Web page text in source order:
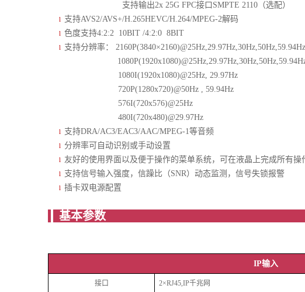
支持输出2x 25G FPC接口SMPTE 2110（选配）
l 支持AVS2/AVS+/H.265HEVC/H.264/MPEG-2解码
l 色度支持4:2:2 10BIT /4:2:0 8BIT
l
支持分辨率：
1080I(1920x1080)@25Hz, 29.97Hz
720P(1280x720)@50Hz , 59.94Hz
576I(720x576)@25Hz
480I(720x480)@29.97Hz
l 支持DRA/AC3/EAC3/AAC/MPEG-1等音频
l 分辨率可自动识别或手动设置
l 友好的使用界面以及便于操作的菜单系统，可在液晶上完成所有操
l 支持信号输入强度，信躁比（SNR）动态监测，信号失锁报警
l 插卡双电源配置
基
IP输入
接口 2×RJ45,IP千兆网